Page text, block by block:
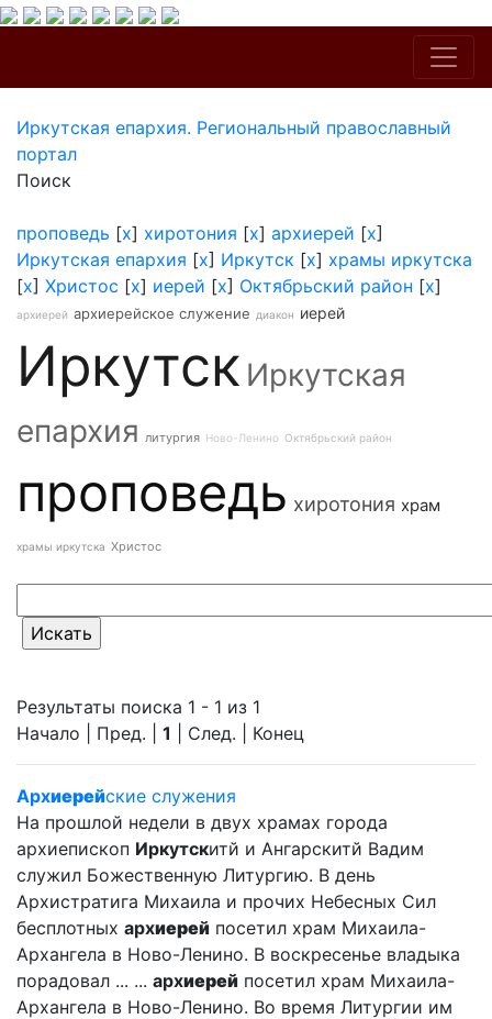
Иркутская епархия. Региональный православный
портал
Поиск
проповедь [x] хиротония [x] архиерей [x]
Иркутская епархия [x] Иркутск [x] храмы иркутска
[x] Христос [x] иерей [x] Октябрьский район [x]
архиерей архиерейское служение диакон иерей
Иркутск Иркутская
епархия литургия Ново-Ленино Октябрьский район
проповедь хиротония храм
храмы иркутска Христос
Результаты поиска 1 - 1 из 1
Начало | Пред. | 1 | След. | Конец
Архиерейские служения
На прошлой недели в двух храмах города
архиепископ Иркутскитй и Ангарскитй Вадим
служил Божественную Литургию. В день
Архистратига Михаила и прочих Небесных Сил
бесплотных архиерей посетил храм Михаила-
Архангела в Ново-Ленино. В воскресенье владыка
порадовал ... ... архиерей посетил храм Михаила-
Архангела в Ново-Ленино. Во время Литургии им